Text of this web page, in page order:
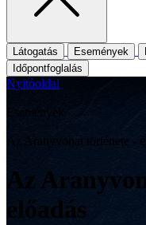
Látogatás Események
Időpontfoglalás
Nyitóoldal
Események
Az Aranyvonat története -
Az
előadás